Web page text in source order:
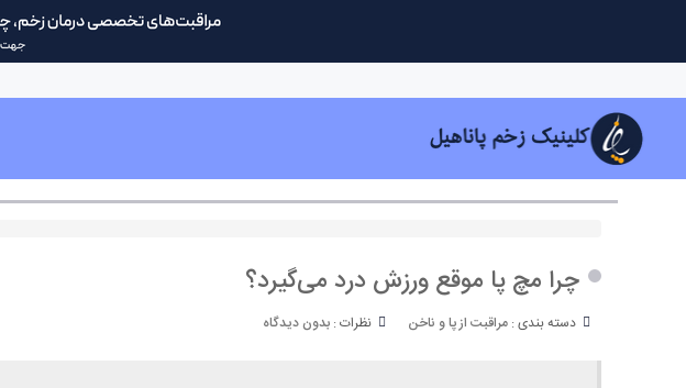
چرا مچ پا موقع ورزش درد می‌گیرد؟
دسته بندی : مراقبت از پا و ناخن نظرات : بدون دیدگاه